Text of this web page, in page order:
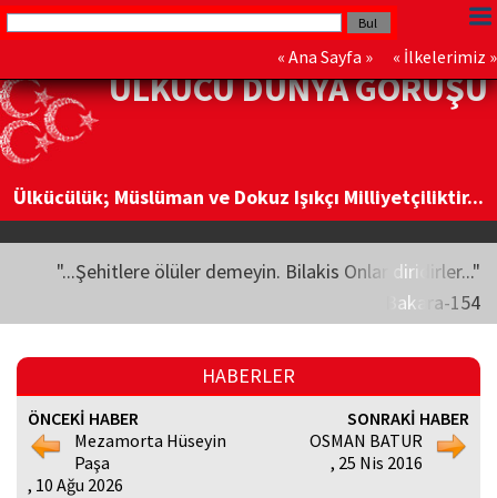
« Ana Sayfa » « İlkelerimiz »
ÜLKÜCÜ DÜNYA GÖRÜŞÜ
Ülkücülük; Müslüman ve Dokuz Işıkçı Milliyetçiliktir...
"...Şehitlere ölüler demeyin. Bilakis Onlar diridirler..."
Bakara-154
HABERLER
ÖNCEKİ HABER
Mezamorta Hüseyin
Paşa
, 10 Ağu 2026
SONRAKİ HABER
OSMAN BATUR
, 25 Nis 2016